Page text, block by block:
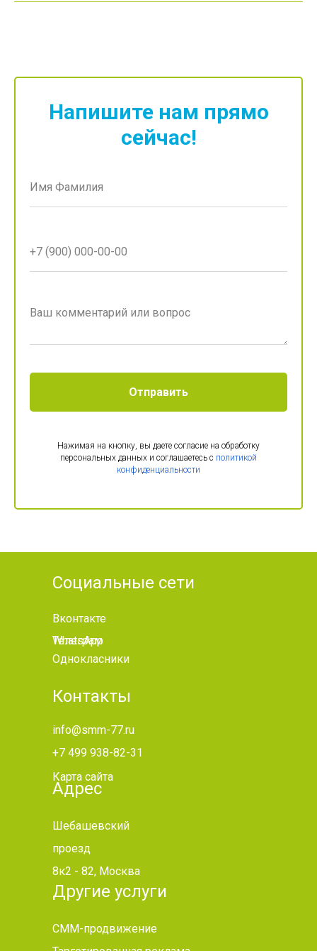
Напишите нам прямо
сейчас!
Отправить
Нажимая на кнопку, вы даете согласие на обработку
персональных данных и соглашаетесь c политикой
конфиденциальности
Социальные сети
Контакты
Адрес
info@smm-77.ru
+7 499 938-82-31
Шебашевский
проезд
8к2 - 82, Москва
Другие услуги
СММ-продвижение
Карта сайта
Вконтакте
WhatsApp
Телеграм
Однокласники